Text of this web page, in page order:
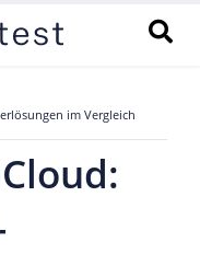
im Vergleich